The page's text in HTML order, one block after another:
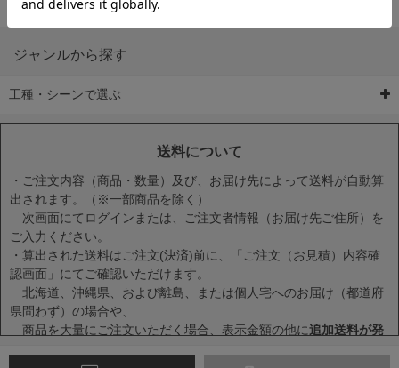
6-矢印板/LED矢印板
9-点字マット・タイ
ヤストッパー
10-樹脂製敷板・養生
用ゴムマット
スロープ
ジャンルから探す
工種・シーンで選ぶ
送料について
・ご注文内容（商品・数量）及び、お届け先によって送料が自動算
出されます。（※一部商品を除く）
次画面にてログインまたは、ご注文者情報（お届け先ご住所）を
ご入力ください。
・算出された送料はご注文(決済)前に、「ご注文（お見積）内容確
認画面」にてご確認いただけます。
北海道、沖縄県、および離島、または個人宅へのお届け（都道府
県問わず）の場合や、
商品を大量にご注文いただく場合、表示金額の他に追加送料が発